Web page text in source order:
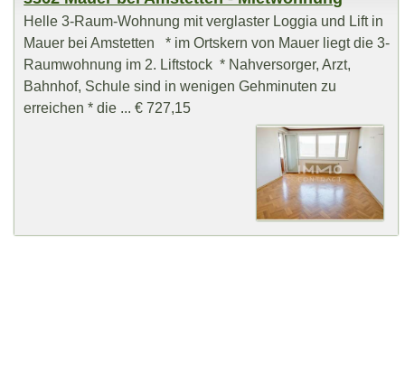
Helle 3-Raum-Wohnung mit verglaster Loggia und Lift in
Mauer bei Amstetten * im Ortskern von Mauer liegt die 3-
Raumwohnung im 2. Liftstock * Nahversorger, Arzt,
Bahnhof, Schule sind in wenigen Gehminuten zu
erreichen * die ... € 727,15